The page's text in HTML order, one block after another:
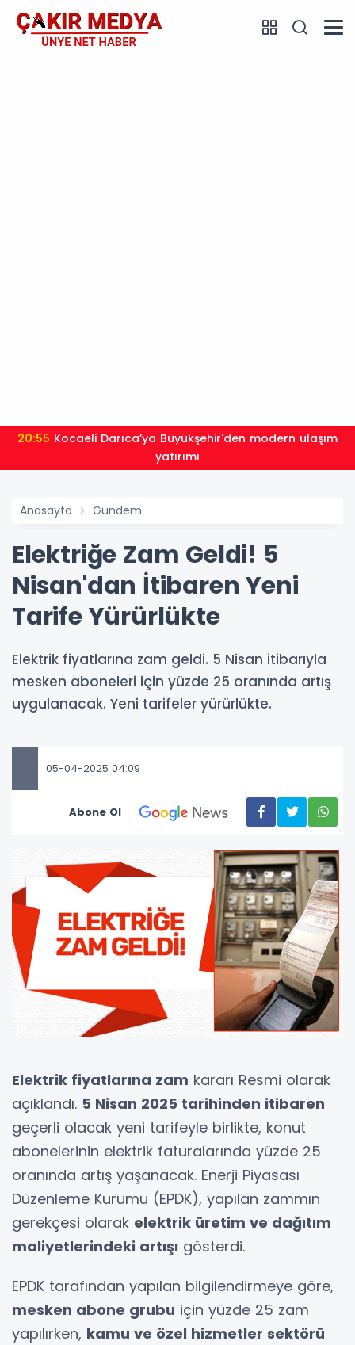
20:55
yatırımı
Anasayfa Gündem
Elektriğe Zam Geldi! 5
Nisan'dan İtibaren Yeni
Tarife Yürürlükte
Elektrik fiyatlarına zam geldi. 5 Nisan itibarıyla
mesken aboneleri için yüzde 25 oranında artış
uygulanacak. Yeni tarifeler yürürlükte.
05-04-2025 04:09
Abone Ol
Elektrik fiyatlarına zam kararı Resmi olarak
açıklandı. 5 Nisan 2025 tarihinden itibaren
geçerli olacak yeni tarifeyle birlikte, konut
abonelerinin elektrik faturalarında yüzde 25
oranında artış yaşanacak. Enerji Piyasası
Düzenleme Kurumu (EPDK), yapılan zammın
gerekçesi olarak elektrik üretim ve dağıtım
maliyetlerindeki artışı gösterdi.
EPDK tarafından yapılan bilgilendirmeye göre,
mesken abone grubu için yüzde 25 zam
yapılırken, kamu ve özel hizmetler sektörü